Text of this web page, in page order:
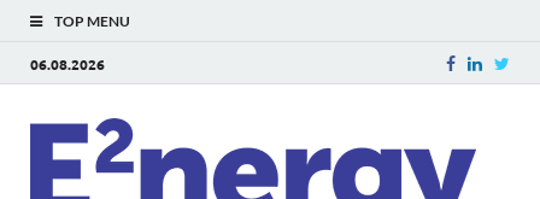
TOP MENU
06.08.2026